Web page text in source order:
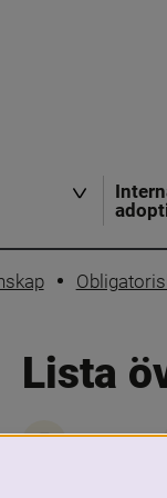
Lista
Skriv ut